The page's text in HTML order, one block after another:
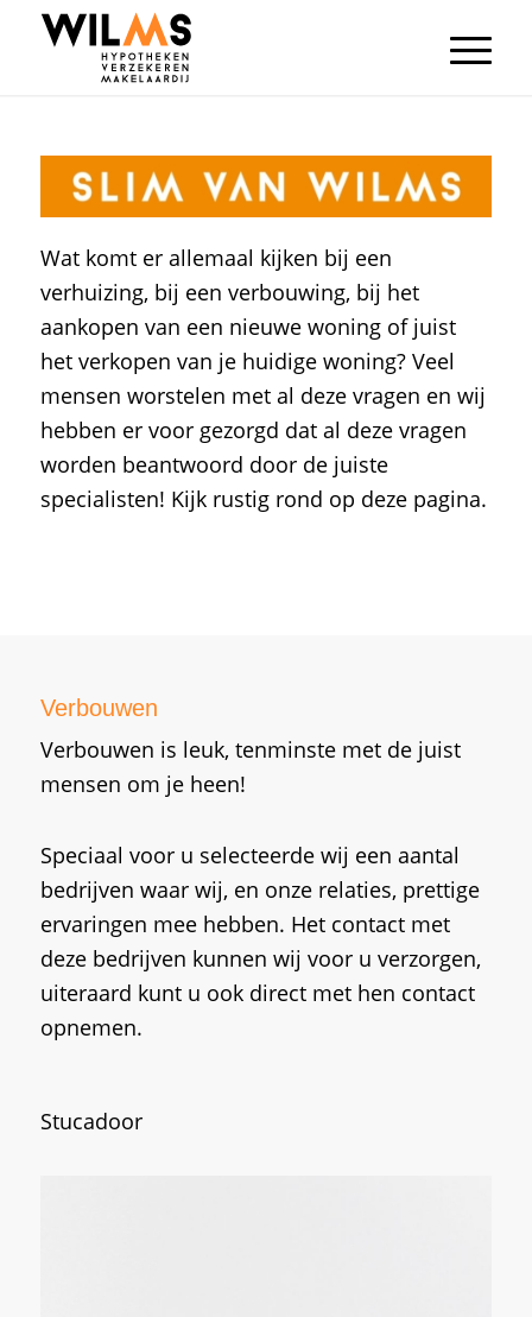
Wat komt er allemaal kijken bij een
verhuizing, bij een verbouwing, bij het
aankopen van een nieuwe woning of juist
het verkopen van je huidige woning? Veel
mensen worstelen met al deze vragen en wij
hebben er voor gezorgd dat al deze vragen
worden beantwoord door de juiste
specialisten! Kijk rustig rond op deze pagina.
Verbouwen
Verbouwen is leuk, tenminste met de juist
mensen om je heen!
Speciaal voor u selecteerde wij een aantal
bedrijven waar wij, en onze relaties, prettige
ervaringen mee hebben. Het contact met
deze bedrijven kunnen wij voor u verzorgen,
uiteraard kunt u ook direct met hen contact
opnemen.
Stucadoor